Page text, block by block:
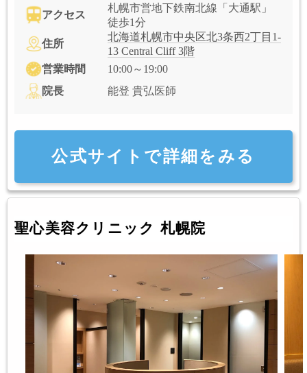
アクセス
札幌市営地下鉄南北線「大通駅」
徒歩1分
住所
北海道札幌市中央区北3条西2丁目1-
13 Central Cliff 3階
営業時間
10:00～19:00
院長
能登 貴弘医師
公式サイトで詳細をみる
聖心美容クリニック 札幌院